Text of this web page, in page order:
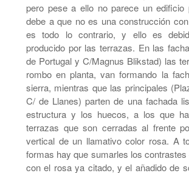
pero pese a ello no parece un
debe a que no es una construcción
es todo lo contrario, y ello es
producido por las terrazas. En las
de Portugal y C/Magnus Blikstad) las
rombo en planta, van formando la
sierra, mientras que las principales
C/ de Llanes) parten de una fachada
estructura y los huecos, a los que
terrazas que son cerradas al frente
vertical de un llamativo color rosa. A
formas hay que sumarles los
con el rosa ya citado, y el añadido de